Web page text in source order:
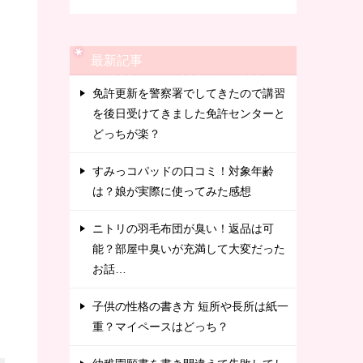
最新記事
免許更新を警察署でしてきたので講習
を後日受けてきました免許センターと
どっちが楽？
すみっコパッドの口コミ！対象年齢
は？娘が実際に使ってみた感想
ニトリの羽毛布団が臭い！返品は可
能？部屋中臭いが充満して大変だった
お話…
子供の性格の書き方 短所や長所は紙一
重？マイペースはどっち？